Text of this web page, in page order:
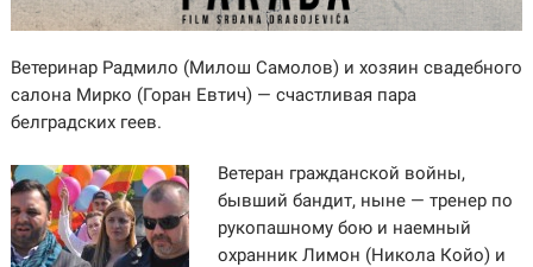
Ветеринар Радмило (Милош Самолов) и хозяин свадебного
салона Мирко (Горан Евтич) — счастливая пара
белградских геев.
Ветеран гражданской войны,
бывший бандит, ныне — тренер по
рукопашному бою и наемный
охранник Лимон (Никола Койо) и